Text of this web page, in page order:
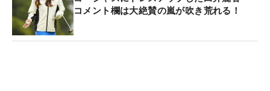
コメント欄は大絶賛の嵐が吹き荒れる！